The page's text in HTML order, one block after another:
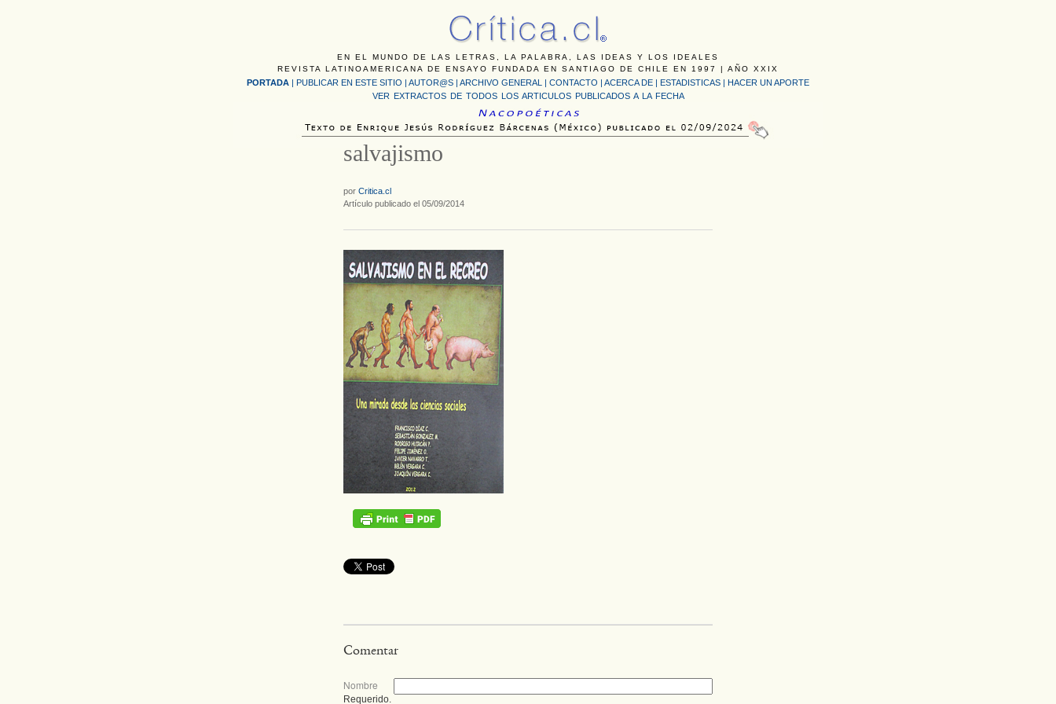
EN EL MUNDO DE LAS LETRAS, LA PALABRA, LAS IDEAS Y LOS IDEALES
REVISTA LATINOAMERICANA DE ENSAYO FUNDADA EN SANTIAGO DE CHILE EN 1997 | AÑO XXIX
PORTADA | PUBLICAR EN ESTE SITIO | AUTOR@S | ARCHIVO GENERAL | CONTACTO | ACERCA DE | ESTADISTICAS | HACER UN APORTE
VER EXTRACTOS DE TODOS LOS ARTICULOS PUBLICADOS A LA FECHA
salvajismo
por Critica.cl
Artículo publicado el 05/09/2014
Comentar
Nombre
Requerido.